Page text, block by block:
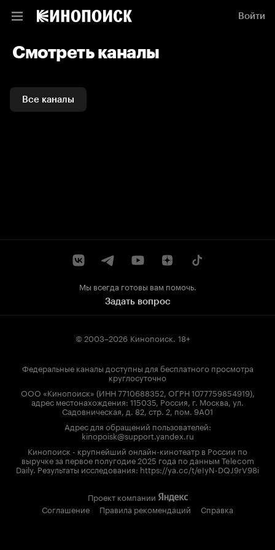
Войти
Смотреть каналы
Все каналы
Мы всегда готовы вам помочь.
Задать вопрос
© 2003–2026 Кинопоиск. 18+
Федеральные каналы доступны для бесплатного просмотра
круглосуточно
ООО «Кинопоиск» (ИНН 7710688352, ОГРН 1077759854919),
адрес местонахождения: 115035, Россия, г. Москва, ул.
Садовническая, д. 82, стр. 2, пом. 9А01
Адрес для обращений пользователей:
kinopoisk@support.yandex.ru
Кинопоиск - крупнейший онлайн-кинотеатр в России по
выручке за первое полугодие 2025 года по данным Telecom
Daily. Результаты исследования: https://ya.cc/t/eIyN-DQJ9rV98i
Проект компании
Соглашение
Правила рекомендаций Справка